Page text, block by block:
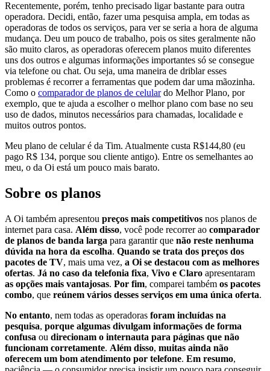
Recentemente, porém, tenho precisado ligar bastante para outra
operadora. Decidi, então, fazer uma pesquisa ampla, em todas as
operadoras de todos os serviços, para ver se seria a hora de alguma
mudança. Deu um pouco de trabalho, pois os sites geralmente não
são muito claros, as operadoras oferecem planos muito diferentes
uns dos outros e algumas informações importantes só se consegue
via telefone ou chat. Ou seja, uma maneira de driblar esses
problemas é recorrer a ferramentas que podem dar uma mãozinha.
Como o comparador de planos de celulardo Melhor Plano, por
exemplo, que te ajuda a escolher o melhor plano com base no seu
uso de dados, minutos necessários para chamadas, localidade e
muitos outros pontos.
Meu plano de celular é da Tim. Atualmente custa R$144,80 (eu
pago R$ 134, porque sou cliente antigo). Entre os semelhantes ao
meu, o da Oi está um pouco mais barato.
Sobre os planos
A Oi também apresentou preços mais competitivos nos planos de
internet para casa. Além disso, você pode recorrer ao comparador
de planos de banda larga para garantir que não reste nenhuma
dúvida na hora da escolha. Quando se trata dos preços dos
pacotes de TV, mais uma vez, a Oi se destacou com as melhores
ofertas. Já no caso da telefonia fixa, Vivo e Claro apresentaram
as opções mais vantajosas. Por fim, comparei também os pacotes
combo, que reúnem vários desses serviços em uma única oferta.
No entanto, nem todas as operadoras foram incluídas na
pesquisa, porque algumas divulgam informações de forma
confusa ou direcionam o internauta para páginas que não
funcionam corretamente. Além disso, muitas ainda não
oferecem um bom atendimento por telefone. Em resumo,